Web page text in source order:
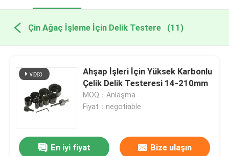
Çin Ağaç İşleme İçin Delik Testere (11)
Ahşap İşleri İçin Yüksek Karbonlu
Çelik Delik Testeresi 14-210mm
MOQ：Anlaşma
Fiyat：negotiable
En iyi fiyat Bize ulaşın